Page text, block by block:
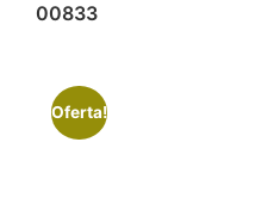
00833
Oferta!